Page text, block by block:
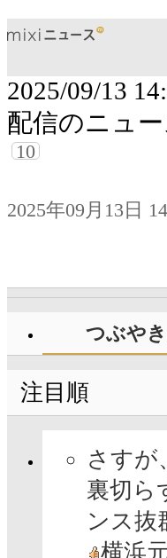
2025/09/13
配信のニュー
10
2025年09月13日
つぶや
注目順
さすが
裏切ら
ンス抜
横浜